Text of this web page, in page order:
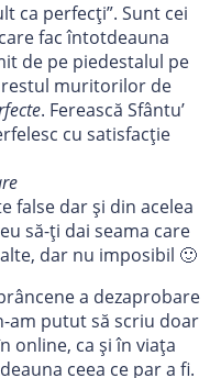
ca perfecți”. Sunt cei
fac întotdeauna
de pe piedestalul pe
restul muritorilor de
. Ferească Sfântu’
cu satisfacție
false dar și din acelea
să-ți dai seama care
dar nu imposibil 🙂
a dezaprobare
am putut să scriu doar
online, ca și în viața
ceea ce par a fi.